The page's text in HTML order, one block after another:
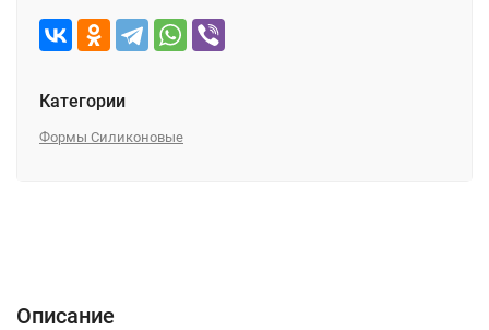
Категории
Формы Силиконовые
Описание